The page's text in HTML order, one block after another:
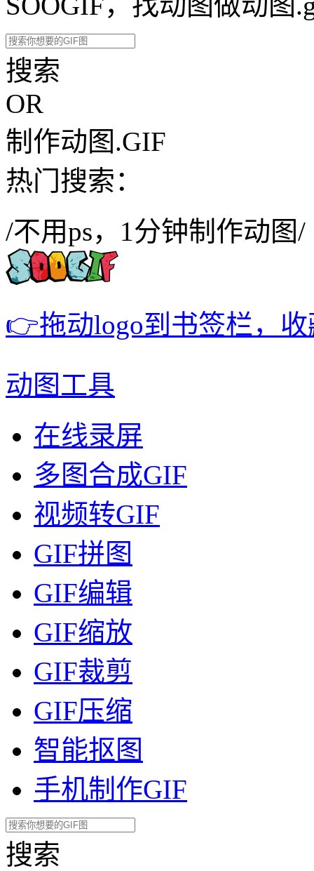
搜索
OR
制作动图.GIF
热门搜索：
/不用ps，1分钟制作动图/
👉拖动logo到书签栏，
动图工具
在线录屏
多图合成GIF
视频转GIF
GIF拼图
GIF编辑
GIF缩放
GIF裁剪
GIF压缩
智能抠图
手机制作GIF
搜索